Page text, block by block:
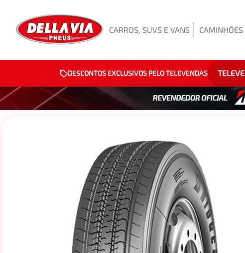
CARROS, SUVS E VANS
DESCONTOS EXCLUSIVOS PELO TELEVENDAS